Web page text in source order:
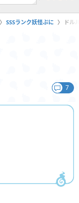
SSSランク妖怪ぷに ドル
7